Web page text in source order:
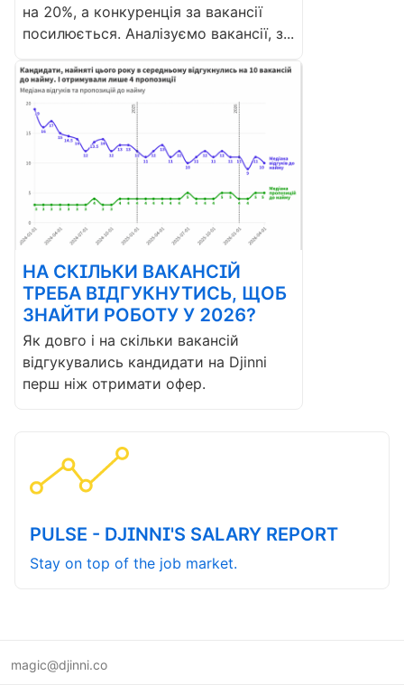
на 20%, а конкуренція за вакансії
посилюється. Аналізуємо вакансії, з...
НА СКІЛЬКИ ВАКАНСІЙ
ТРЕБА ВІДГУКНУТИСЬ, ЩОБ
ЗНАЙТИ РОБОТУ У 2026?
Як довго і на скільки вакансій
відгукувались кандидати на Djinni
перш ніж отримати офер.
PULSE - DJINNI'S SALARY REPORT
Stay on top of the job market.
magic@djinni.co